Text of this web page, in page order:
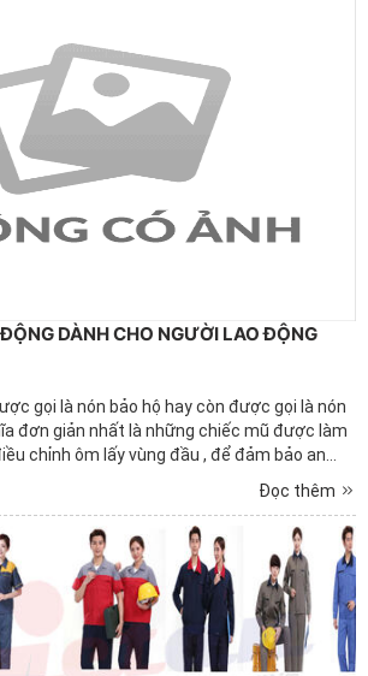
DÀNH CHO NGƯỜI LAO ĐỘNG
gọi là nón bảo hộ hay còn được gọi là nón
đơn giản nhất là những chiếc mũ được làm
chỉnh ôm lấy vùng đầu , để đảm bảo an
Đọc thêm